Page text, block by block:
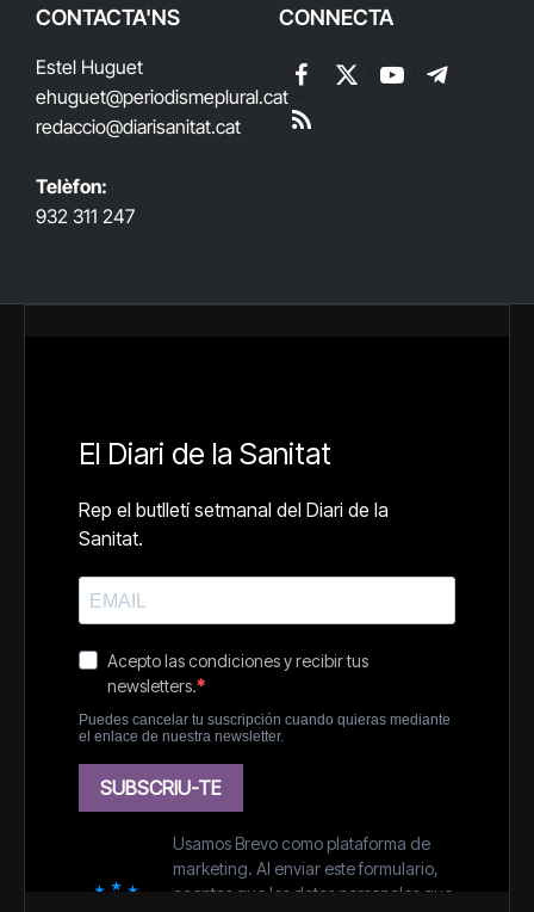
CONTACTA'NS
Estel Huguet
ehuguet@periodismeplural.cat
redaccio@diarisanitat.cat
Telèfon:
932 311 247
CONNECTA
Facebook
X
YouTubeTelegram
RSS